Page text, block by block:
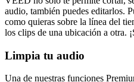
audio, también puedes editarlos.
como quieras sobre la línea del
los clips de una ubicación a otra.
Limpia tu audio
Una de nuestras funciones